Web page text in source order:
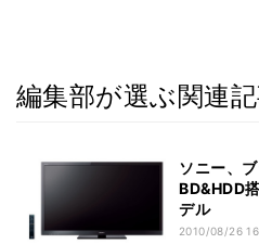
編集部が選ぶ関連
ソニー、
BD&HDD
デル
2010/08/26